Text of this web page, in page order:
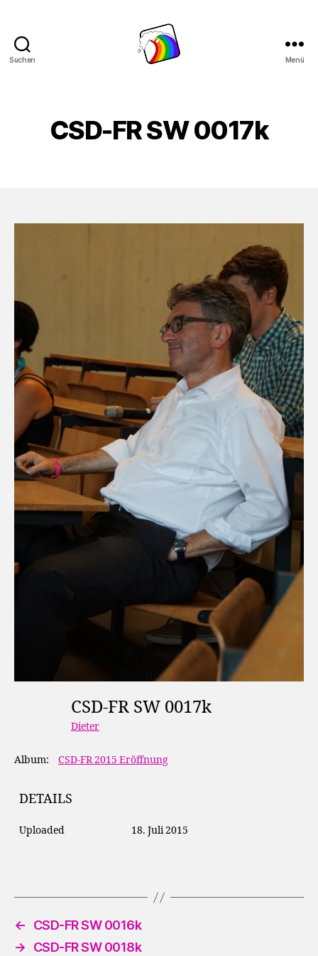
Suchen Menü
CSD-FR SW 0017k
CSD-FR SW 0017k
Dieter
Album: CSD-FR 2015 Eröffnung
DETAILS
Uploaded 18. Juli 2015
←
CSD-FR SW 0016k
→
CSD-FR SW 0018k